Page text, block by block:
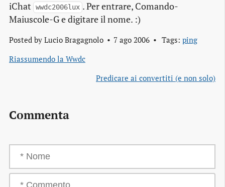
iChat
wwdc2006lux . Per entrare, Comando-
Maiuscole-G e digitare il nome. :)
Posted by Lucio Bragagnolo 7 ago 2006 Tags: ping
Riassumendo la Wwdc
Predicare ai convertiti (e non solo)
Commenta